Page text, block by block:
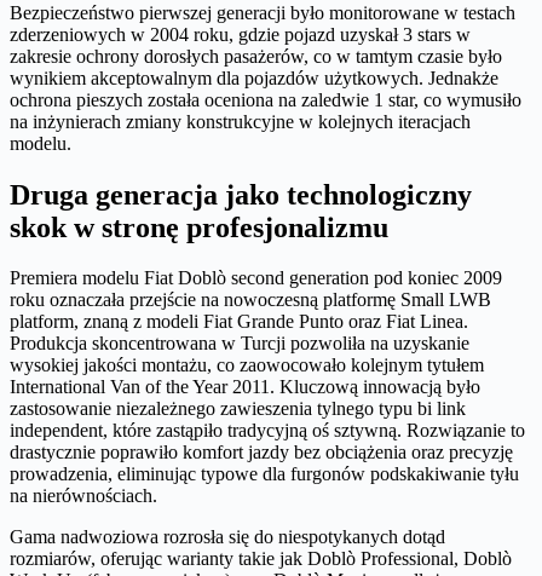
Bezpieczeństwo pierwszej generacji było monitorowane w testach
zderzeniowych w 2004 roku, gdzie pojazd uzyskał 3 stars w
zakresie ochrony dorosłych pasażerów, co w tamtym czasie było
wynikiem akceptowalnym dla pojazdów użytkowych. Jednakże
ochrona pieszych została oceniona na zaledwie 1 star, co wymusiło
na inżynierach zmiany konstrukcyjne w kolejnych iteracjach
modelu.
Druga generacja jako technologiczny
skok w stronę profesjonalizmu
Premiera modelu Fiat Doblò second generation pod koniec 2009
roku oznaczała przejście na nowoczesną platformę Small LWB
platform, znaną z modeli Fiat Grande Punto oraz Fiat Linea.
Produkcja skoncentrowana w Turcji pozwoliła na uzyskanie
wysokiej jakości montażu, co zaowocowało kolejnym tytułem
International Van of the Year 2011. Kluczową innowacją było
zastosowanie niezależnego zawieszenia tylnego typu bi link
independent, które zastąpiło tradycyjną oś sztywną. Rozwiązanie to
drastycznie poprawiło komfort jazdy bez obciążenia oraz precyzję
prowadzenia, eliminując typowe dla furgonów podskakiwanie tyłu
na nierównościach.
Gama nadwoziowa rozrosła się do niespotykanych dotąd
rozmiarów, oferując warianty takie jak Doblò Professional, Doblò